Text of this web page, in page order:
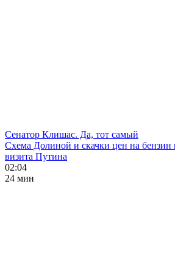
Сенатор Клишас. Да, тот самый
Схема Долиной и скачки цен на бензин
визита Путина
02:04
24 мин